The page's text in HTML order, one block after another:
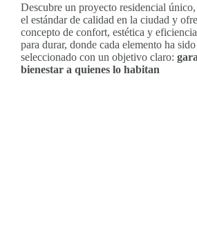
Descubre un proyecto residencial
el estándar de calidad en la ciudad y
concepto de confort, estética y
para durar, donde cada elemento ha
seleccionado con un objetivo claro:
bienestar a quienes lo habitan